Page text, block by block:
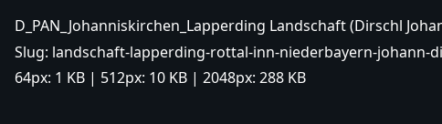
D_PAN_Johanniskirchen_Lapperding Landschaft (Dirschl
Slug: landschaft-lapperding-rottal-inn-niederbayern-johann-
64px: 1 KB | 512px: 10 KB | 2048px: 288 KB